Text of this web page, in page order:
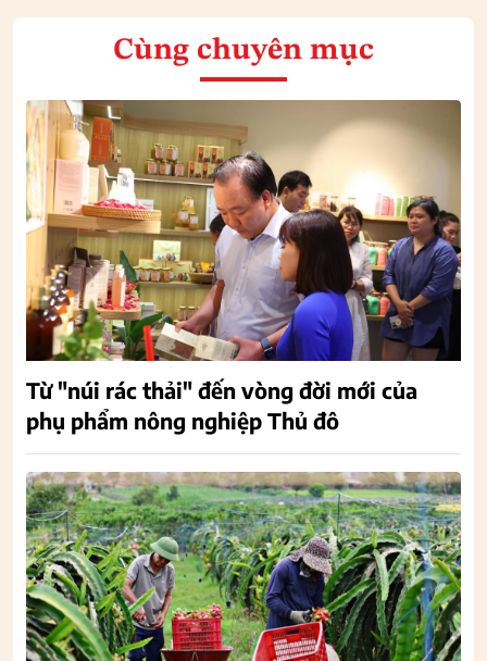
Cùng chuyên mục
Từ "núi rác thải" đến vòng đời mới của
phụ phẩm nông nghiệp Thủ đô